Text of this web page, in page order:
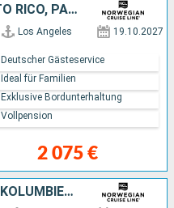
MEXIKO, GUATEMALA, PUERTO RICO, PANAMA, KOLUMBIEN, JAMAIKA, BAHAMAS, VEREINIGTE STAATEN VON AMERIKA
Los Angeles 19.10.2027
2 075 €
Deutscher Gästeservice
Ideal für Familien
Exklusive Bordunterhaltung
Vollpension
DOMINIKANISCHE REPUBLIK, KOLUMBIEN, PANAMA, PUERTO RICO, GUATEMALA, MEXIKO, VEREINIGTE STAATEN VON AMERIKA, KANADA